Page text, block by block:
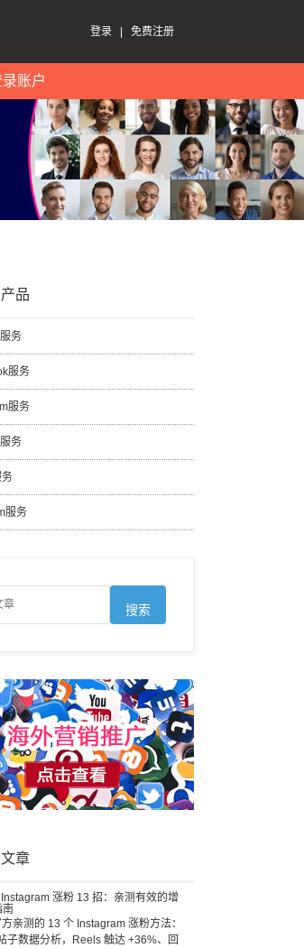
登录 免费注册
账户
品
务
服务
服务
务
务
服务
章
涨粉 13 招：亲测有效的增
南
亲测的 13 个 Instagram 涨粉方法：
子数据分析，Reels 触达 +36%、回